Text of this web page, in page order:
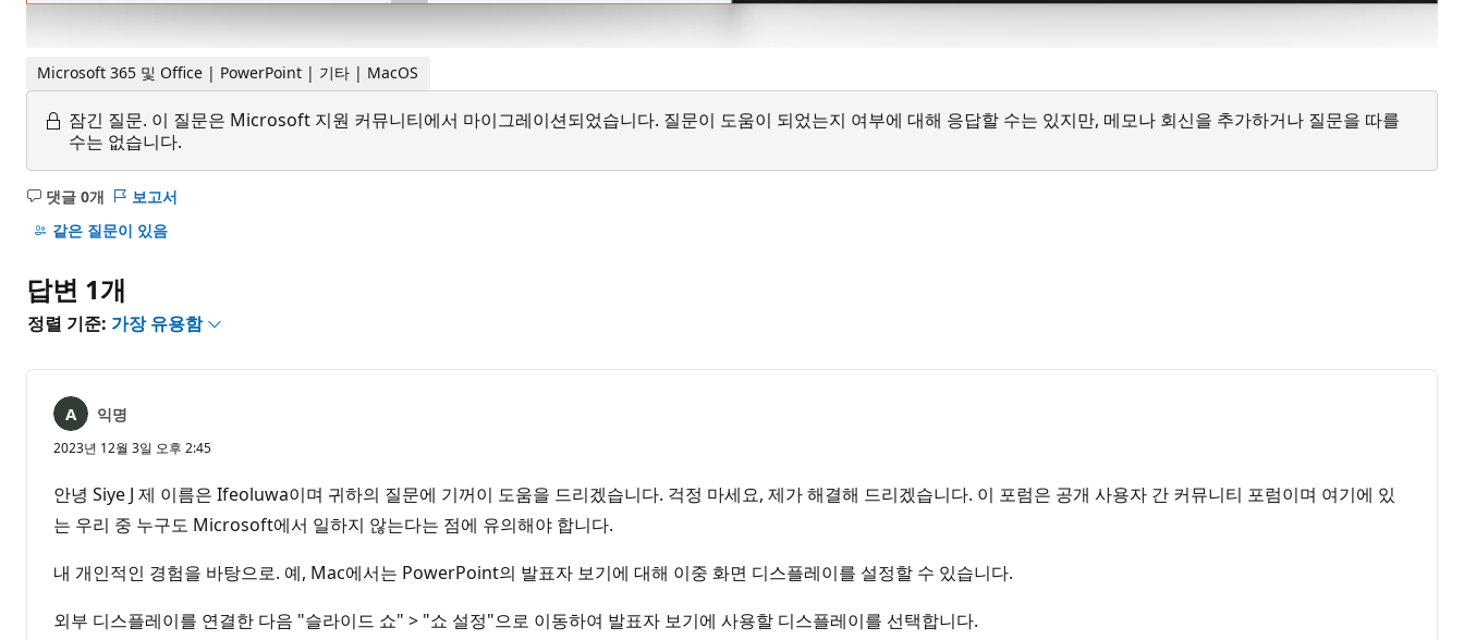
Microsoft 365 및 Office | PowerPoint | 기타 | MacOS
잠긴 질문. 이 질문은 Microsoft 지원 커뮤니티에서 마이그레이션되었습니다. 질문이 도움이 되었는지 여부에 대해 응답할 수는 있지만, 메모나 회신을 추가하거나 질문을 따를
수는 없습니다.
댓글 0개
설
명
음
보고서
같은 질문이 있음
답변 1개
정렬 기준: 가장 유용함
익명
2023년 12월 3일 오후 2:45
안녕 Siye J 제 이름은 Ifeoluwa이며 귀하의 질문에 기꺼이 도움을 드리겠습니다. 걱정 마세요, 제가 해결해 드리겠습니다. 이 포럼은 공개 사용자 간 커뮤니티 포럼이며 여기에 있
는 우리 중 누구도 Microsoft에서 일하지 않는다는 점에 유의해야 합니다.
내 개인적인 경험을 바탕으로. 예, Mac에서는 PowerPoint의 발표자 보기에 대해 이중 화면 디스플레이를 설정할 수 있습니다.
외부 디스플레이를 연결한 다음 "슬라이드 쇼" > "쇼 설정"으로 이동하여 발표자 보기에 사용할 디스플레이를 선택합니다.